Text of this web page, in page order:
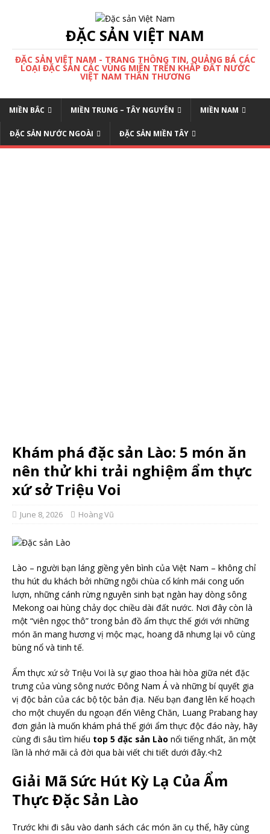
ĐẶC SẢN VIỆT NAM
ĐẶC SẢN VIỆT NAM - TRANG THÔNG TIN, QUẢNG BÁ CÁC
LOẠI ĐẶC SẢN CÁC VÙNG MIỀN TRÊN KHẮP ĐẤT NƯỚC
VIỆT NAM THÂN THƯƠNG
MIỀN BẮC MIỀN TRUNG – TÂY NGUYÊN MIỀN NAM
ĐẶC SẢN NƯỚC NGOÀI ĐẶC SẢN MIỀN TÂY
Khám phá đặc sản Lào: 5 món ăn
nên thử khi trải nghiệm ẩm thực
xứ sở Triệu Voi
June 8, 2026 Hoàng Vũ
Lào – người bạn láng giềng yên bình của Việt Nam – không chỉ
thu hút du khách bởi những ngôi chùa cổ kính mái cong uốn
lượn, những cánh rừng nguyên sinh bạt ngàn hay dòng sông
Mekong oai hùng chảy dọc chiều dài đất nước. Nơi đây còn là
một “viên ngọc thô” trong bản đồ ẩm thực thế giới với những
món ăn mang hương vị mộc mạc, hoang dã nhưng lại vô cùng
bùng nổ và tinh tế.
Ẩm thực xứ sở Triệu Voi là sự giao thoa hài hòa giữa nét đặc
trưng của vùng sông nước Đông Nam Á và những bí quyết gia
vị độc bản của các bộ tộc bản địa. Nếu bạn đang lên kế hoạch
cho một chuyến du ngoạn đến Viêng Chăn, Luang Prabang hay
đơn giản là muốn khám phá thế giới ẩm thực độc đáo này, hãy
cùng đi sâu tìm hiểu top 5 đặc sản Lào nổi tiếng nhất, ăn một
lần là nhớ mãi cả đời qua bài viết chi tiết dưới đây.<h2
Giải Mã Sức Hút Kỳ Lạ Của Ẩm
Thực Đặc Sản Lào
Trước khi đi sâu vào danh sách các món ăn cụ thể, hãy cùng